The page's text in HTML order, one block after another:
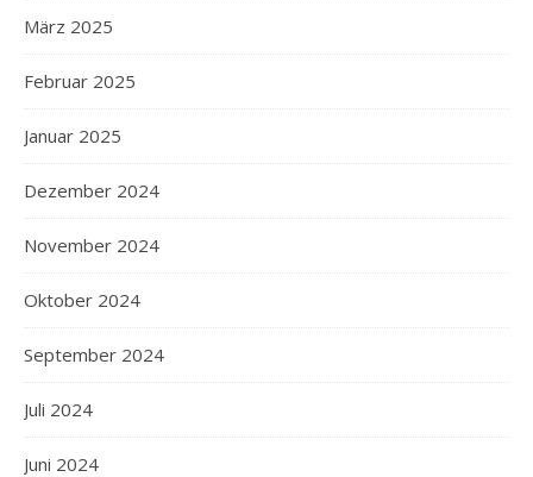
März 2025
Februar 2025
Januar 2025
Dezember 2024
November 2024
Oktober 2024
September 2024
Juli 2024
Juni 2024